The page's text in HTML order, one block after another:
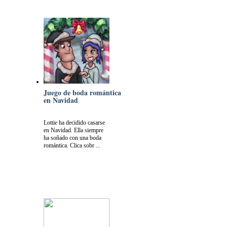
Juego de boda romántica
en Navidad
Lottie ha decidido casarse
en Navidad. Ella siempre
ha soñado con una boda
romántica. Clica sobr ...